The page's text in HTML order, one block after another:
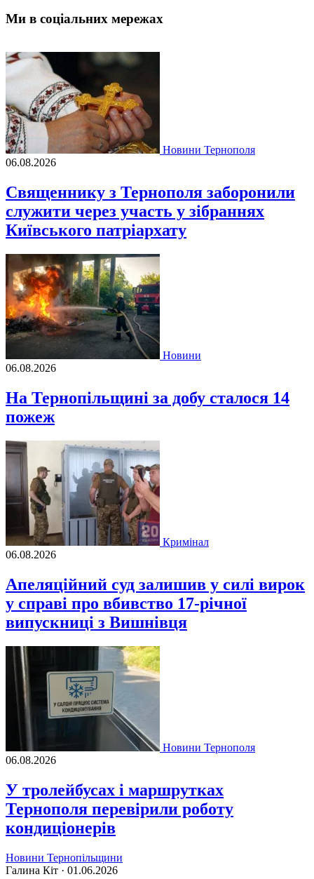
Ми в соціальних мережах
Новини Тернополя
06.08.2026
Священнику з Тернополя заборонили
служити через участь у зібраннях
Київського патріархату
Новини
06.08.2026
На Тернопільщині за добу сталося 14
пожеж
Кримінал
06.08.2026
Апеляційний суд залишив у силі вирок
у справі про вбивство 17-річної
випускниці з Вишнівця
Новини Тернополя
06.08.2026
У тролейбусах і маршрутках
Тернополя перевірили роботу
кондиціонерів
Новини Тернопільщини
Галина Кіт · 01.06.2026